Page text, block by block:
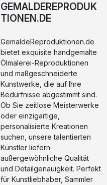
GEMALDEREPRODUK
TIONEN.DE
GemaldeReproduktionen.de
bietet exquisite handgemalte
Ölmalerei-Reproduktionen
und maßgeschneiderte
Kunstwerke, die auf Ihre
Bedürfnisse abgestimmt sind.
Ob Sie zeitlose Meisterwerke
oder einzigartige,
personalisierte Kreationen
suchen, unsere talentierten
Künstler liefern
außergewöhnliche Qualität
und Detailgenauigkeit. Perfekt
für Kunstliebhaber, Sammler